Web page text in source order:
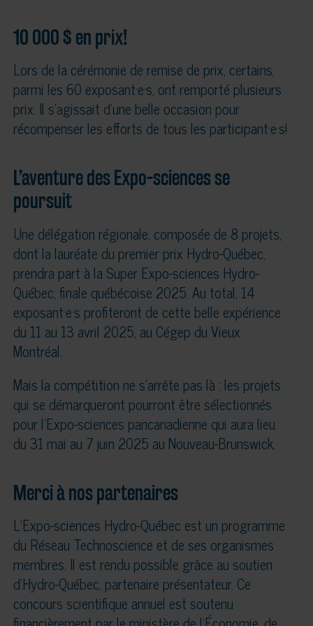
10 000 $ en prix!
Lors de la cérémonie de remise de prix, certains,
parmi les 60 exposant·e·s, ont remporté plusieurs
prix. Il s’agissait d’une belle occasion pour
récompenser les efforts de tous les participant·e·s!
L’aventure des Expo-sciences se
poursuit
Une délégation régionale, composée de 8 projets,
dont la lauréate du premier prix Hydro-Québec,
prendra part à la Super Expo-sciences Hydro-
Québec, finale québécoise 2025. Au total, 14
exposant·e·s profiteront de cette belle expérience
du 11 au 13 avril 2025, au Cégep du Vieux
Montréal.
Mais la compétition ne s’arrête pas là : les projets
qui se démarqueront pourront être sélectionnés
pour l’Expo-sciences pancanadienne qui aura lieu
du 31 mai au 7 juin 2025 au Nouveau-Brunswick.
Merci à nos partenaires
L’Expo-sciences Hydro-Québec est un programme
du Réseau Technoscience et de ses organismes
membres. Il est rendu possible grâce au soutien
d’Hydro-Québec, partenaire présentateur. Ce
concours scientifique annuel est soutenu